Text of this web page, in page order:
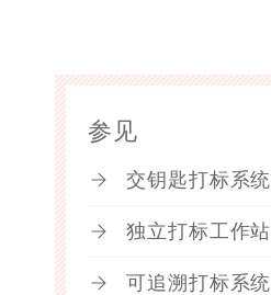
参见
交钥匙打标系统
独立打标工作站
可追溯打标系统